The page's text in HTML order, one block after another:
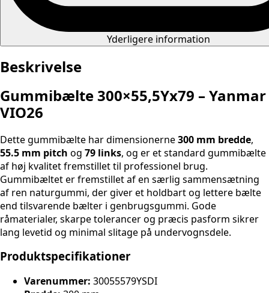
Yderligere information
Beskrivelse
Gummibælte 300×55,5Yx79 – Yanmar
VIO26
Dette gummibælte har dimensionerne300 mm bredde,
55.5 mm pitch og 79 links, og er et standard gummibælte
af høj kvalitet fremstillet til professionel brug.
Gummibæltet er fremstillet af en særlig sammensætning
af ren naturgummi, der giver et holdbart og lettere bælte
end tilsvarende bælter i genbrugsgummi. Gode
råmaterialer, skarpe tolerancer og præcis pasform sikrer
lang levetid og minimal slitage på undervognsdele.
Produktspecifikationer
Varenummer: 30055579YSDI